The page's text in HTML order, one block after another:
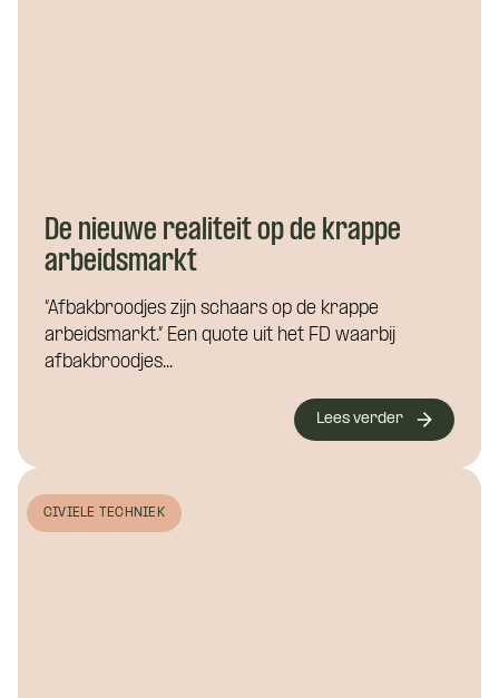
De nieuwe realiteit op de krappe
arbeidsmarkt
“Afbakbroodjes zijn schaars op de krappe
arbeidsmarkt.” Een quote uit het FD waarbij
afbakbroodjes...
Lees verder
CIVIELE TECHNIEK
Hoe kunnen we je helpen?
Naam*
E-mailadres*
Telefoonnummer*